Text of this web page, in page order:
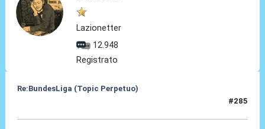
Lazionetter
12.948
Registrato
Re:BundesLiga (Topic Perpetuo)
#285